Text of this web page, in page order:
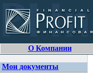
О Компании
Мои документы